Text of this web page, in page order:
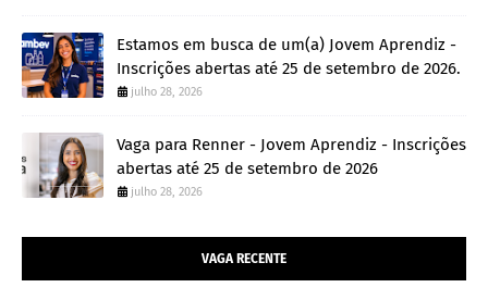
Estamos em busca de um(a) Jovem Aprendiz -
Inscrições abertas até 25 de setembro de 2026.
julho 28, 2026
Vaga para Renner - Jovem Aprendiz - Inscrições
abertas até 25 de setembro de 2026
julho 28, 2026
VAGA RECENTE